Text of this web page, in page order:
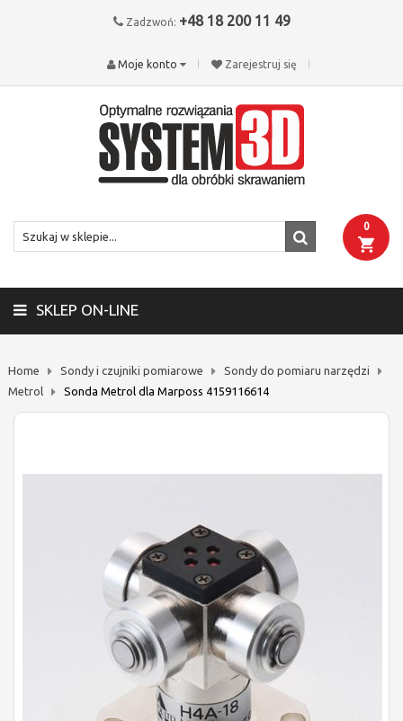
Zadzwoń: +48 18 200 11 49
Zarejestruj się
Moje konto
0
SKLEP ON-LINE
Home Sondy i czujniki pomiarowe
Sondy do pomiaru narzędzi
Metrol
Sonda Metrol dla Marposs 4159116614